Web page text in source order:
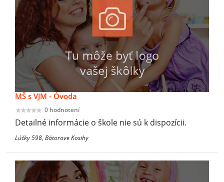
MŠ s VJM - Óvoda
0 hodnotení
Detailné informácie o škole nie sú k dispozícii.
Lúčky 598, Bátorove Kosihy